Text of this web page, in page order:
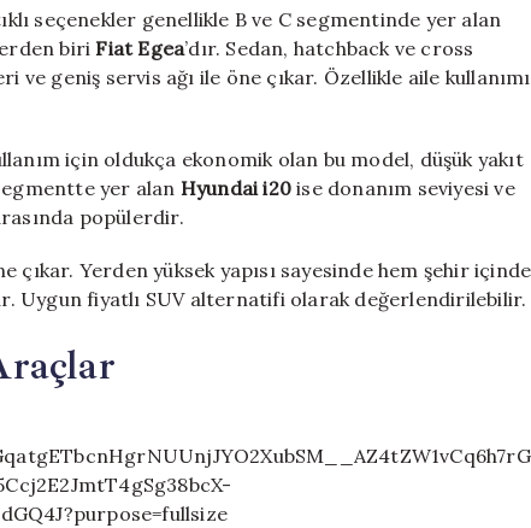
seçenekler genellikle B ve C segmentinde yer alan
biriFiat Egea’dır. Sedan, hatchback ve cross
geniş servis ağı ile öne çıkar. Özellikle aile kullanımı
için oldukça ekonomik olan bu model, düşük yakıt
yer alan Hyundai i20 ise donanım seviyesi ve
popülerdir.
çıkar. Yerden yüksek yapısı sayesinde hem şehir içinde
Uygun fiyatlı SUV alternatifi olarak değerlendirilebilir.